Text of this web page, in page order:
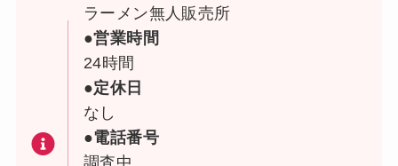
ラーメン無人販売所
●営業時間
24時間
●定休日
なし
●電話番号
調査中